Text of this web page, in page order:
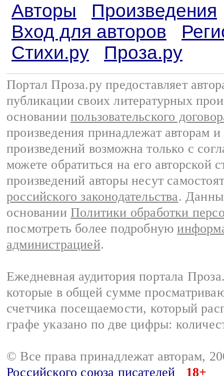
Авторы
Произведения
Вход для авторов
Стихи.ру
Проза.ру
Портал Проза.ру предоставляет
публикации своих литературных
основании пользовательского
произведения принадлежат авторам
произведений возможна только с
можете обратиться на его авторской
произведений авторы несут
российского законодательства.
основании Политики обработки
посмотреть более подробную
администрацией.
Ежедневная аудитория портала
которые в общей сумме
счетчика посещаемости, который
графе указано по две цифры:
© Все права принадлежат авторам,
Российского союза писателей
18+